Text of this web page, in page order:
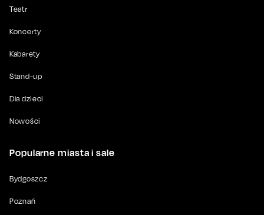
Teatr
Koncerty
Kabarety
Stand-up
Dla dzieci
Nowości
Popularne miasta i sale
Bydgoszcz
Poznań